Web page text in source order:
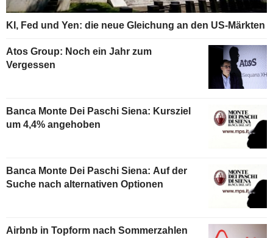
KI, Fed und Yen: die neue Gleichung an den US-Märkten
Atos Group: Noch ein Jahr zum
Vergessen
Banca Monte Dei Paschi Siena: Kursziel
um 4,4% angehoben
Banca Monte Dei Paschi Siena: Auf der
Suche nach alternativen Optionen
Airbnb in Topform nach Sommerzahlen